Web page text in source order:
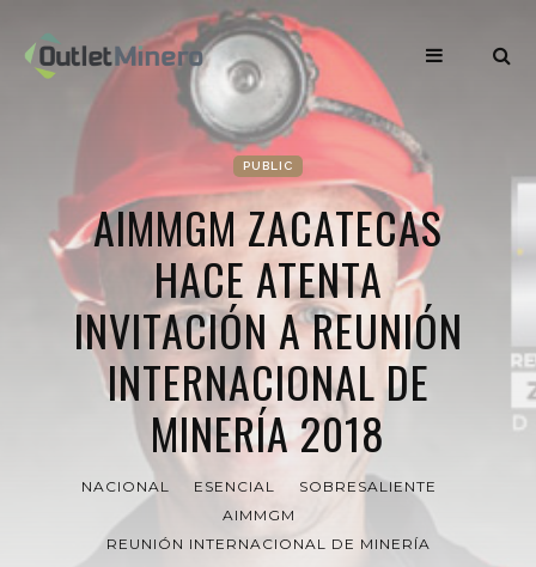
PUBLIC
AIMMGM ZACATECAS
HACE ATENTA
INVITACIÓN A REUNIÓN
INTERNACIONAL DE
MINERÍA 2018
NACIONAL ESENCIAL
SOBRESALIENTE
AIMMGM
REUNIÓN INTERNACIONAL DE MINERÍA